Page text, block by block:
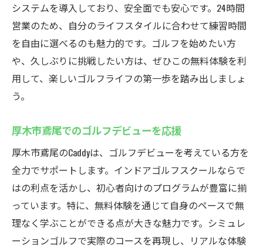
システムを導入しており、安全面でも安心です。24時間
営業のため、自分のライフスタイルに合わせて練習時間
を自由に選べるのも魅力的です。ゴルフを始めたい方
や、久しぶりに挑戦したい方は、ぜひこの無料体験を利
用して、楽しいゴルフライフの第一歩を踏み出しましょ
う。
厚木市鳶尾でのゴルフデビューを応援
厚木市鳶尾のCaddyは、ゴルフデビューを考えている方を
全力でサポートします。インドアゴルフスクールならで
はの利点を活かし、初心者向けのプログラムが豊富に揃
っています。特に、無料体験を通じて自身のペースで無
理なく学ぶことができる点が大きな魅力です。シミュレ
ーションゴルフで実際のコースを再現し、リアルな体験